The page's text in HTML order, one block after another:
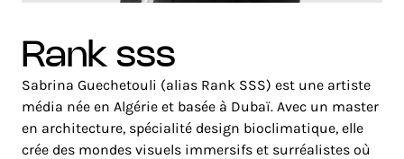
rank sss
Sabrina Guechetouli (alias Rank SSS) est une artiste
média née en Algérie et basée à Dubaï. Avec un master
en architecture, spécialité design bioclimatique, elle
crée des mondes visuels immersifs et surréalistes où